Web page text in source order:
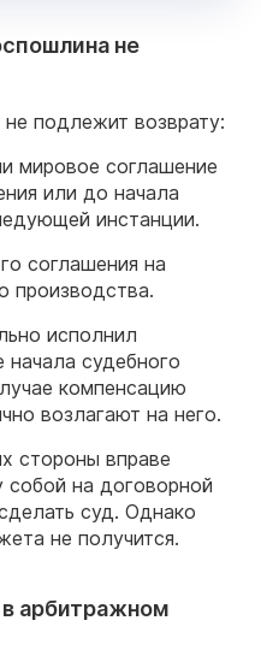
не
подлежит возврату:
мировое соглашение
или до начала
инстанции.
соглашения на
производства.
исполнил
начала судебного
компенсацию
возлагают на него.
стороны вправе
на договорной
суд. Однако
не получится.
арбитражном